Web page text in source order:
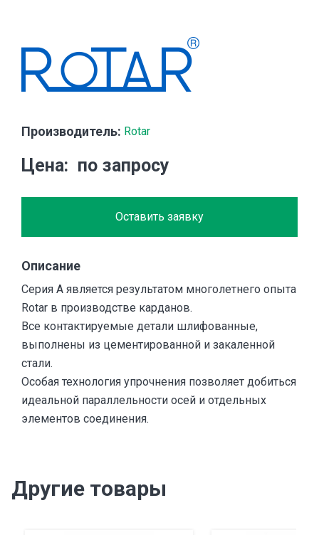
Производитель: Rotar
Цена по запросу
Оставить заявку
Описание
Серия А является результатом многолетнего опыта
Rotar в производстве карданов.
Все контактируемые детали шлифованные,
выполнены из цементированной и закаленной
стали.
Особая технология упрочнения позволяет добиться
идеальной параллельности осей и отдельных
элементов соединения.
Другие товары